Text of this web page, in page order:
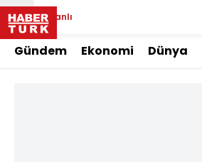
Canlı
Gündem Ekonomi Dünya